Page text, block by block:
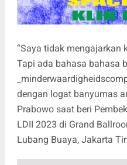
“Saya tidak mengajarkan
Tapi ada bahasa bahasa
dengan logat banyumas
Prabowo saat beri
LDII 2023 di Grand
Lubang Buaya, Jakarta